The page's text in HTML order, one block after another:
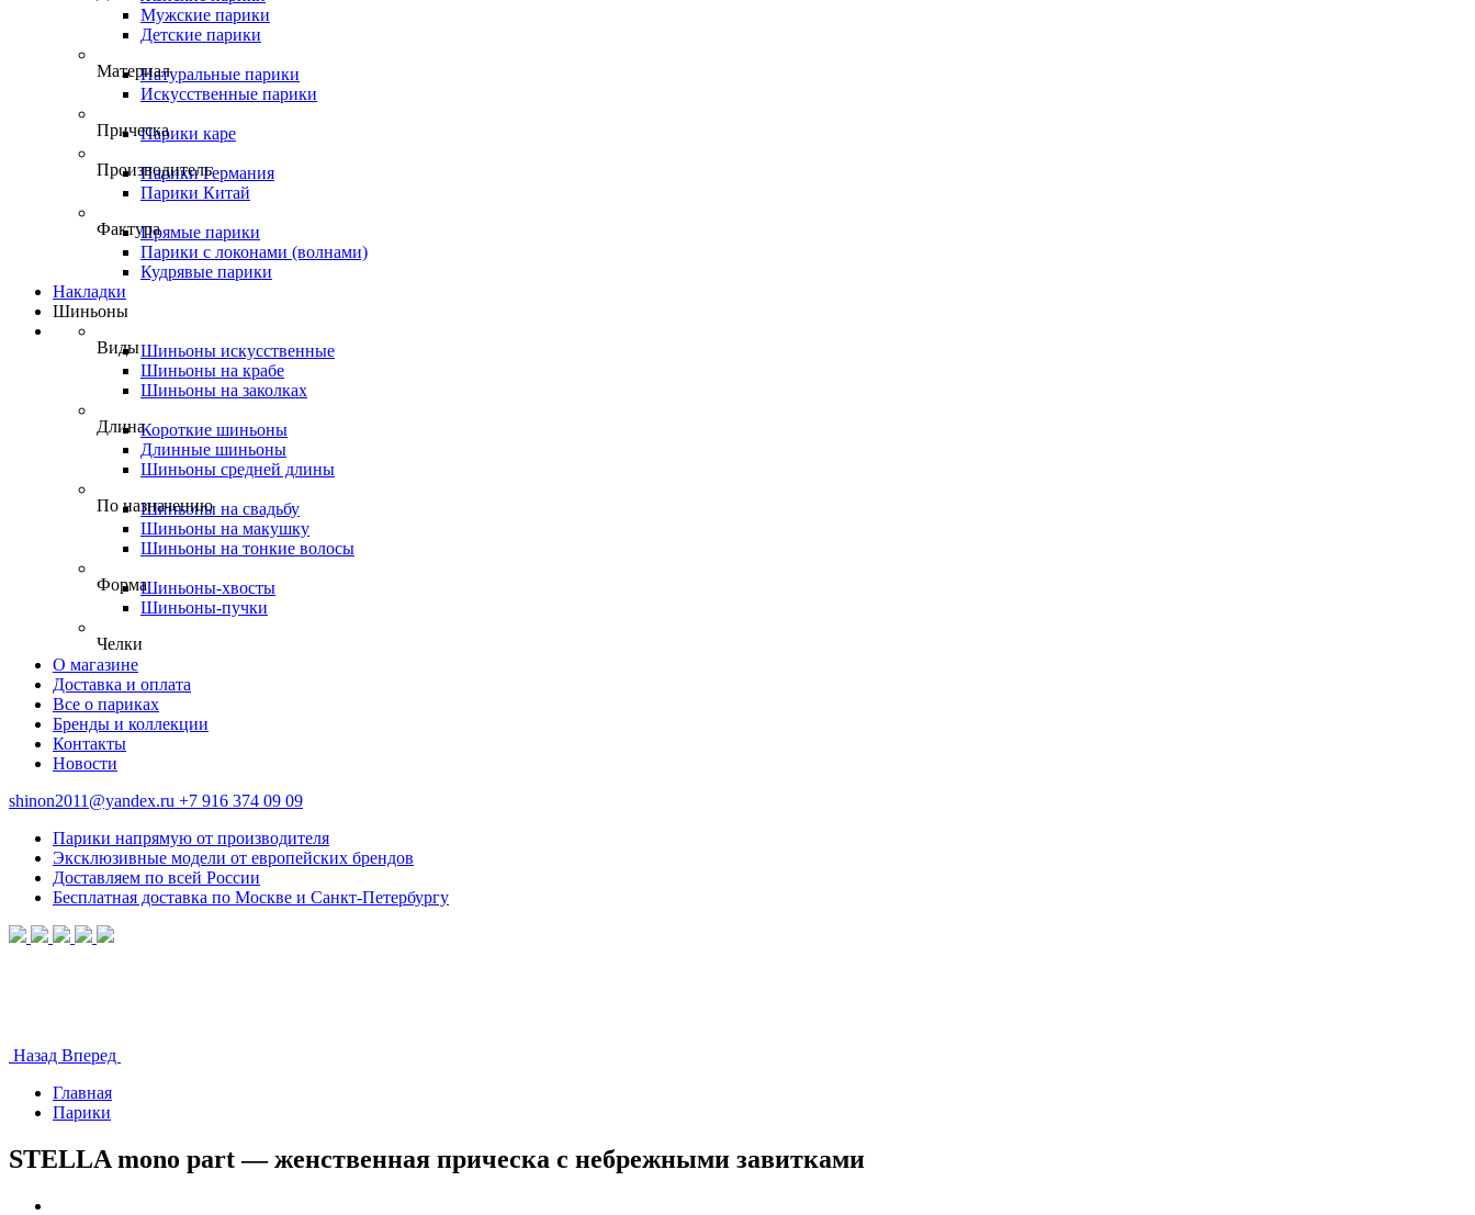
Мужские парики
Детские парики
МатериалНатуральные парики
Искусственные парики
ПрическаПарики каре
Производитель
Парики Германия
Парики Китай
ФактураПрямые парики
Парики с локонами (волнами)
Кудрявые парики
Накладки
Шиньоны
ВидыШиньоны искусственные
Шиньоны на крабе
Шиньоны на заколках
ДлинаКороткие шиньоны
Длинные шиньоны
Шиньоны средней длины
По назначению
Шиньоны на свадьбу
Шиньоны на макушку
Шиньоны на тонкие волосы
ФормаШиньоны-хвосты
Шиньоны-пучки
Челки
О магазине
Доставка и оплата
Все о париках
Бренды и коллекции
Контакты
Новости
shinon2011@yandex.ru +7 916 374 09 09
Парики напрямую от производителя
Эксклюзивные модели от европейских брендов
Доставляем по всей России
Бесплатная доставка по Москве и Санкт-Петербургу
Назад Вперед
Главная
Парики
STELLA mono part — женственная прическа с небрежными завитками